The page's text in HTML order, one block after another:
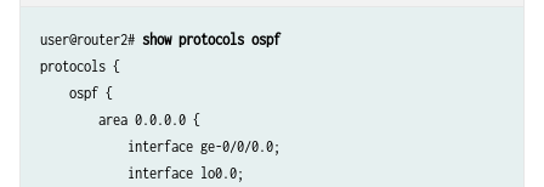
        }
    }
    ms-1/2/0 {
        services-options {
            syslog {
user@router2# show protocols ospf
protocols {
    ospf {
        area 0.0.0.0 {
            interface ge-0/0/0.0;
            interface lo0.0;